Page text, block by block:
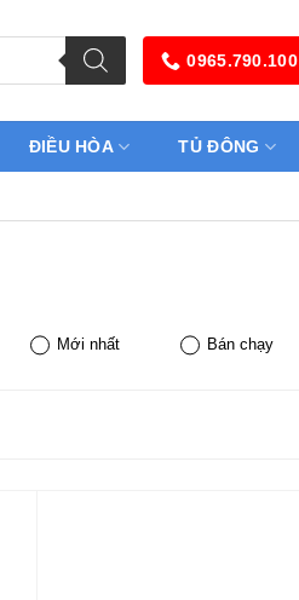
0965.790.100
ĐIỀU HÒA TỦ ĐÔNG
Mới nhất Bán chạy